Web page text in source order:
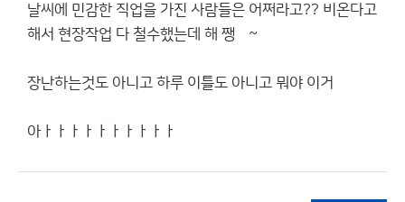
날씨에 민감한 직업을 가진 사람들은 어쩌라고?? 비온다고
해서 현장작업 다 철수했는데 해 쨍쩅~
장난하는것도 아니고 하루 이틀도 아니고 뭐야 이거
아ㅏㅏㅏㅏㅏㅏㅏㅏㅏㅏ